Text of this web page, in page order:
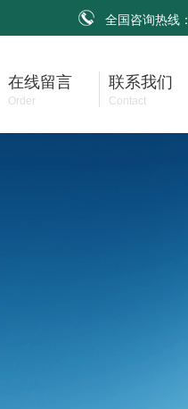
全国咨询热线：
在线留言
Order
联系我们
Contact